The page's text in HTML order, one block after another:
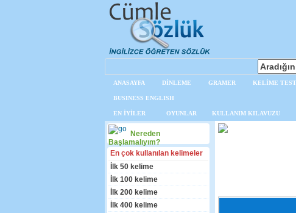
ANASAYFA DİNLEME GRAMER KELİME
BUSINESS ENGLISH
EN İYİLER OYUNLAR KULLANIM KILAVUZU
Nereden
Başlamalıyım?
En çok kullanılan kelimeler
İlk 50 kelime
İlk 100 kelime
İlk 200 kelime
İlk 400 kelime